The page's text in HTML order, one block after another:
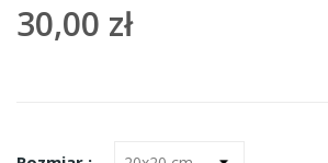
30,00 zł